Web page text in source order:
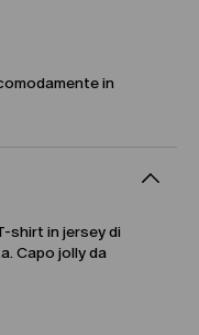
in
shirt in jersey di
Capo jolly da